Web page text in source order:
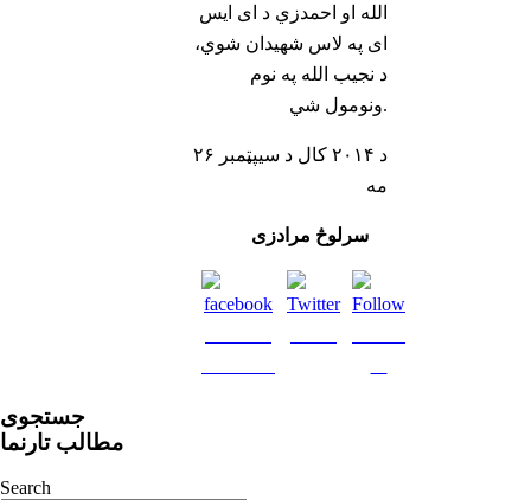
الله او احمدزي د ای ایس
ای په لاس شهیدان شوي،
د نجیب الله په نوم
ونومول شي.
د ۲۰۱۴ کال د سیپټمبر ۲۶
مه
جستجوی
مطالب تارنما
Search